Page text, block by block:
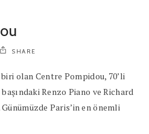
SHARE
olan Centre Pompidou, 70’li
Renzo Piano ve Richard
Paris’in en önemli